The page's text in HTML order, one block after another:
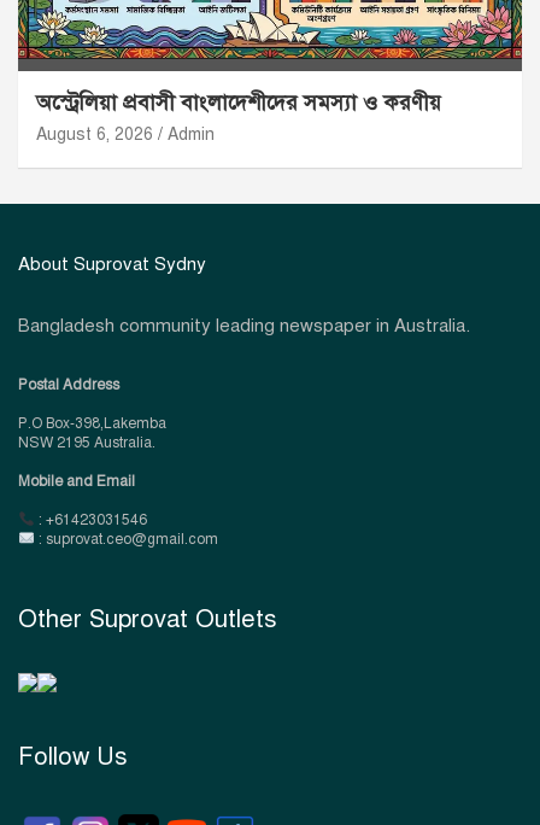
অস্ট্রেলিয়া প্রবাসী বাংলাদেশীদের সমস্যা ও করণীয়
August 6, 2026 Admin
About Suprovat Sydny
Bangladesh community leading newspaper in Australia.
Postal Address
P.O Box-398,Lakemba
NSW 2195 Australia.
Mobile and Email
: +61423031546
: suprovat.ceo@gmail.com
Other Suprovat Outlets
Follow Us